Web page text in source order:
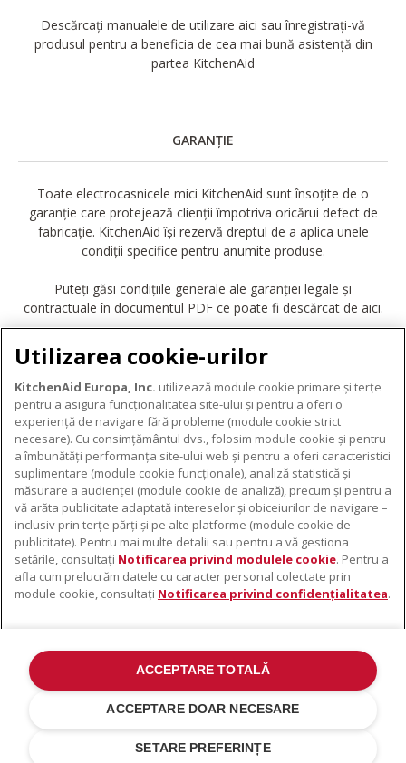
Descărcați manualele de utilizare aici sau înregistrați-vă
produsul pentru a beneficia de cea mai bună asistență din
partea KitchenAid
GARANȚIE
Toate electrocasnicele mici KitchenAid sunt însoțite de o
garanție care protejează clienții împotriva oricărui defect de
fabricație. KitchenAid își rezervă dreptul de a aplica unele
condiții specifice pentru anumite produse.
Puteți găsi condițiile generale ale garanției legale și
contractuale în documentul PDF ce poate fi descărcat de aici.
DESCĂRCARE GARANȚIE
DESPRE KITCHENAID
Despre KitchenAid
Istoria mărcii
ODR
PRODUSELE NOASTRE
Electrocasnice mici
Accesorii pentru produse
SUPORT
De unde cumpărați
Localizator centre de service
Contacte
©2022 Toate drepturile rezervate. KitchenAid și designul mixerului cu
suport sunt mărci înregistrate în SUA. și în altă parte .
Notificare Privind Confidențialitatea.Modulele cookie.Alte țări
Utilizarea cookie-urilor
KitchenAid Europa, Inc. utilizează module cookie primare și terțe
pentru a asigura funcționalitatea site-ului și pentru a oferi o
experiență de navigare fără probleme (module cookie strict
necesare). Cu consimțământul dvs., folosim module cookie și pentru
a îmbunătăți performanța site-ului web și pentru a oferi caracteristici
suplimentare (module cookie funcționale), analiză statistică și
măsurare a audienței (module cookie de analiză), precum și pentru a
vă arăta publicitate adaptată intereselor și obiceiurilor de navigare –
inclusiv prin terțe părți și pe alte platforme (module cookie de
publicitate). Pentru mai multe detalii sau pentru a vă gestiona
setările, consultați Notificarea privind modulele cookie. Pentru a
afla cum prelucrăm datele cu caracter personal colectate prin
module cookie, consultați Notificarea privind confidențialitatea.
SETARE PREFERINȚE
ACCEPTARE DOAR NECESARE
ACCEPTARE TOTALĂ